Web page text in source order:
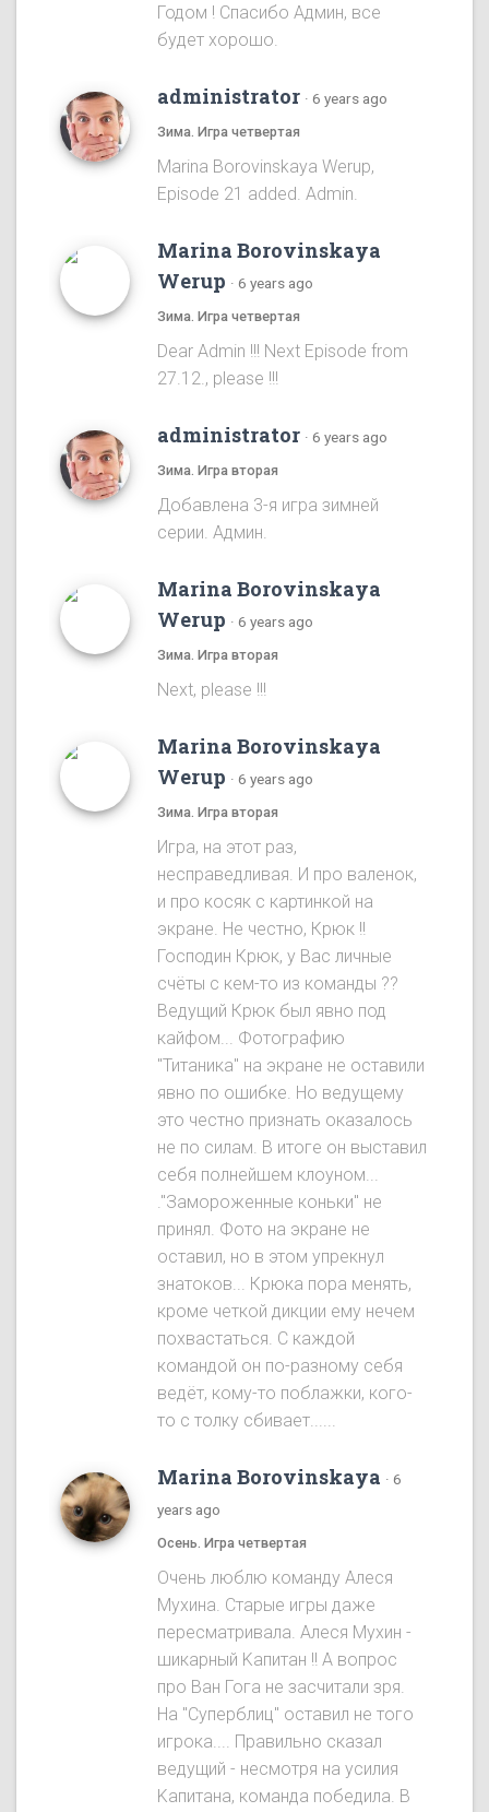
Годом ! Спасибо Админ, все
будет хорошо.
administrator · 6 years ago
Зима. Игра четвертая
Marina Borovinskaya Werup,
Episode 21 added. Admin.
Marina Borovinskaya
Werup · 6 years ago
Зима. Игра четвертая
Dear Admin !!! Next Episode from
27.12., please !!!
administrator · 6 years ago
Зима. Игра вторая
Добавлена 3-я игра зимней
серии. Админ.
Marina Borovinskaya
Werup · 6 years ago
Зима. Игра вторая
Next, please !!!
Marina Borovinskaya
Werup · 6 years ago
Зима. Игра вторая
Игра, на этот раз,
несправедливая. И про валенок,
и про косяк с картинкой на
экране. Не честно, Крюк !!
Господин Крюк, у Вас личные
счёты с кем-то из команды ??
Ведущий Крюк был явнo под
кайфом... Фотографию
"Титаника" на экране не оставили
явно по ошибке. Но ведущему
это честно признать оказалось
не по силам. В итоге он выставил
себя полнейшем клоуном...
."Замороженные коньки" не
принял. Фото на экране не
оставил, но в этом упрекнул
знатоков... Крюка пора менять,
кроме четкой дикции ему нечем
похвастаться. С каждой
командой он по-разному себя
ведёт, кому-то поблажки, кого-
то с толку сбивает......
Marina Borovinskaya · 6
years ago
Осень. Игра четвертая
Oчень люблю команду Алеся
Мухина. Старые игры даже
пересматривала. Алеся Мухин -
шикарный Kапитан !! A вопрос
про Ван Гога не засчитали зря.
На "Cуперблиц" оставил не того
игрока.... Правильно сказал
ведущий - несмотря на усилия
Kапитана, команда победила. B